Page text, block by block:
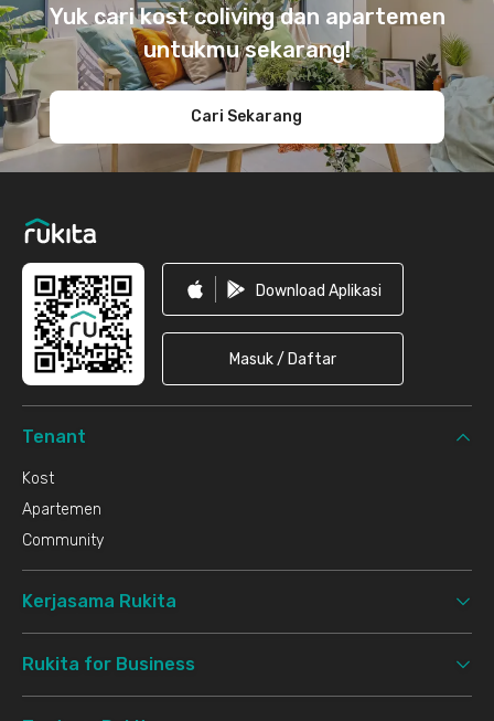
Yuk cari kost coliving dan apartemen
untukmu sekarang!
Cari Sekarang
Download Aplikasi
Masuk / Daftar
Tenant
Kost
Apartemen
Community
Kerjasama Rukita
Rukita for Business